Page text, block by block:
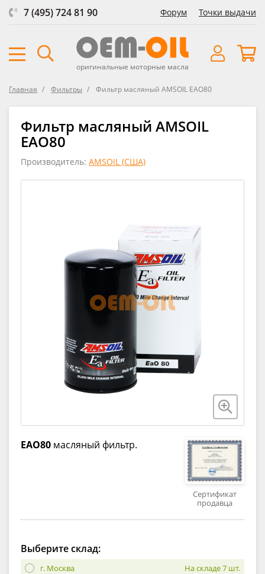
7 (495) 724 81 90 Форум Точки выдачи
оригинальные моторные масла
Главная Фильтры Фильтр масляный AMSOIL EAO80
Фильтр масляный AMSOIL
EAO80
Производитель: AMSOIL (США)
EAO80 масляный фильтр.
Сертификат
продавца
Выберите склад:
г. Москва
На складе 7 шт.